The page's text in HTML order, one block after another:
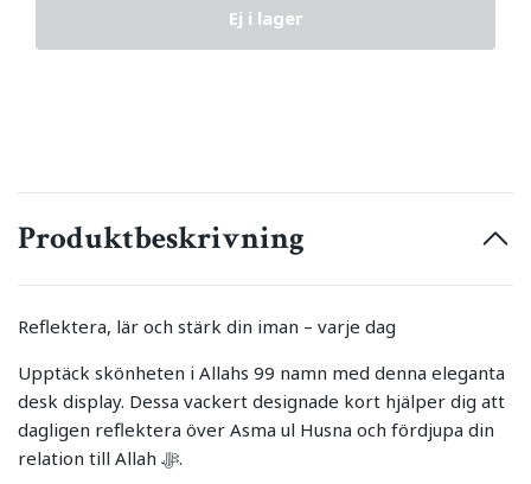
Ej i lager
Produktbeskrivning
Reflektera, lär och stärk din iman – varje dag
Upptäck skönheten i Allahs 99 namn med denna eleganta
desk display. Dessa vackert designade kort hjälper dig att
dagligen reflektera över Asma ul Husna och fördjupa din
relation till Allah ﷻ.